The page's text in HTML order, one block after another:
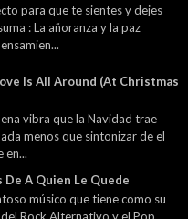
para que te sientes y dejes
: La añoranza y la paz
Is All Around (At Christmas
vibra que la Navidad trae
menos que sintonizar de el
en...
De A Quien Le Quede
músico que tiene como su